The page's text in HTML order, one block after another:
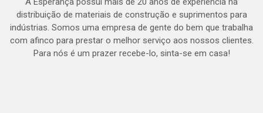
distribuição de materiais de construção e suprimentos para
indústrias. Somos uma empresa de gente do bem que trabalha
com afinco para prestar o melhor serviço aos nossos clientes.
Para nós é um prazer recebe-lo, sinta-se em casa!